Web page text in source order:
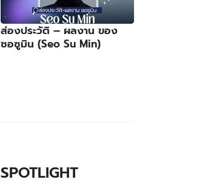
ส่องประวัติ – ผลงาน ของ
ซอซูมิน (Seo Su Min)
SPOTLIGHT